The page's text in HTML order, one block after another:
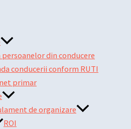
persoanelor din conducere
conducerii conform RUTI
primar
de organizare
ROI